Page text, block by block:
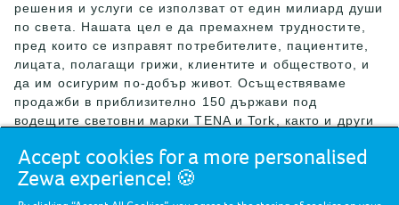
решения и услуги се използват от един милиард души
по света. Нашата цел е да премахнем трудностите,
пред които се изправят потребителите, пациентите,
лицата, полагащи грижи, клиентите и обществото, и
да им осигурим по-добър живот. Осъществяваме
продажби в приблизително 150 държави под
водещите световни марки TENA и Tork, както и други
Leukoplast, Libero, Libresse, Lotus, Modibodi,
Nosotras, Saba, Tempo, TOM Organic и Zewa. През
Accept cookies for a more personalised
Zewa experience! 🍪